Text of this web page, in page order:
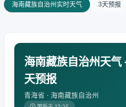
海南藏族自治州实时天气 3天预报
海南藏族自治州天
天预报
青海省 · 海南藏族自治州